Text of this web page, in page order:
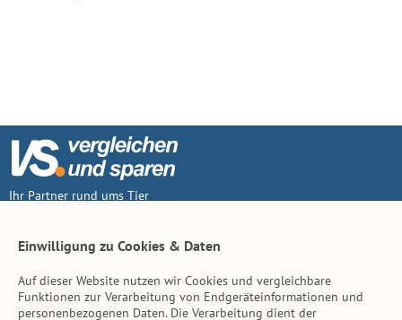
Ihr Partner rund ums Tier
Inhalt
Einwilligung zu Cookies & Daten
Auf dieser Website nutzen wir Cookies und vergleichbare
Funktionen zur Verarbeitung von Endgeräteinformationen und
personenbezogenen Daten. Die Verarbeitung dient der